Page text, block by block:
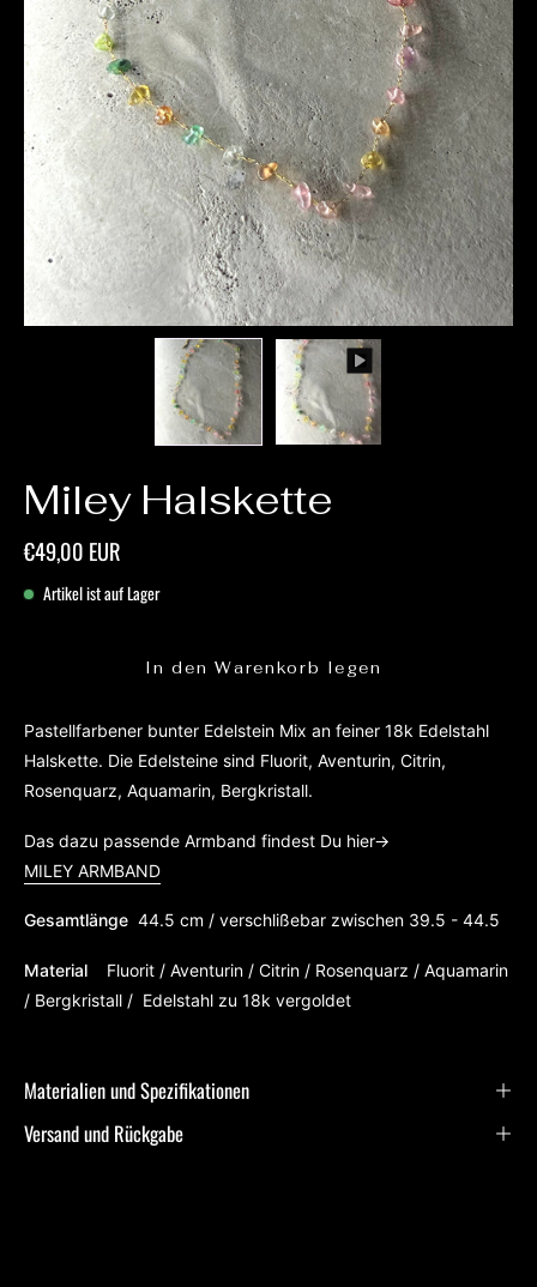
Miley Halskette
€49,00 EUR
Artikel ist auf Lager
In den Warenkorb legen
Pastellfarbener bunter Edelstein Mix an feiner 18k Edelstahl
Halskette. Die Edelsteine sind Fluorit, Aventurin, Citrin,
Rosenquarz, Aquamarin, Bergkristall.
Das dazu passende Armband findest Du hier->
MILEY ARMBAND
Gesamtlänge 44.5 cm / verschlißebar zwischen 39.5 - 44.5
Material
Fluorit / Aventurin / Citrin / Rosenquarz / Aquamarin
/ Bergkristall / Edelstahl zu 18k vergoldet
Materialien und Spezifikationen
Versand und Rückgabe